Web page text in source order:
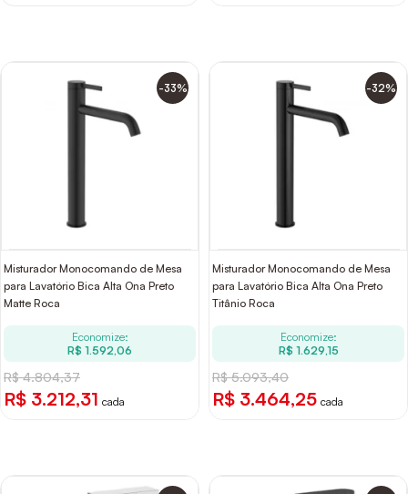
-33%
Misturador Monocomando de Mesa
para Lavatório Bica Alta Ona Preto
Matte Roca
Economize:
R$ 1.592,06
R$ 4.804,37
R$ 3.212,31 cada
-32%
Misturador Monocomando de Mesa
para Lavatório Bica Alta Ona Preto
Titânio Roca
Economize:
R$ 1.629,15
R$ 5.093,40
R$ 3.464,25 cada